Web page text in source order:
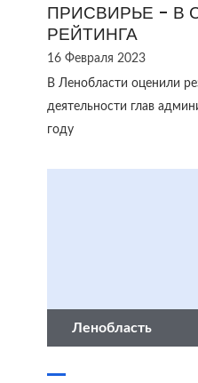
ПРИСВИРЬЕ - В
РЕЙТИНГА
16 Февраля 2023
В Ленобласти оценили
деятельности глав
году
Ленобласть